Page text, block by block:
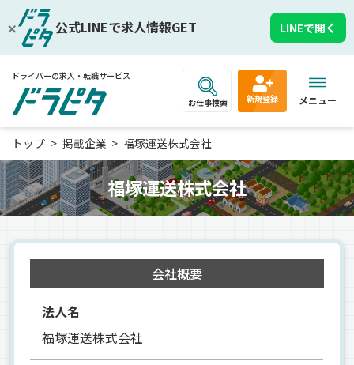
公式LINEで求人情報GET LINEで開く
ドライバーの求人・転職サービス
お仕事検索 新規登録 メニュー
トップ 掲載企業 福塚運送株式会社
福塚運送株式会社
会社概要
法人名
福塚運送株式会社